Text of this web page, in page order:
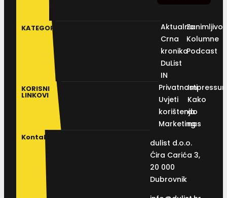
KATEGORIJE
Aktualno
Crna
kronika
DuList
IN
Kolumne
Podcast
KORISNI
LINKOVI
Privatnosti
Uvjeti
korištenja
Marketing
Kako
do
nas
Kontakt
dulist d.o.o.
Ćira Carića 3,
20 000
Dubrovnik